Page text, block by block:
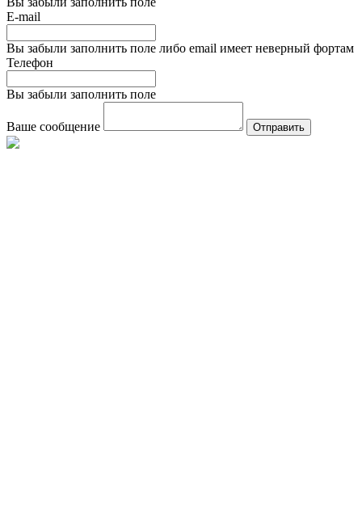
E-mail
Вы забыли заполнить поле либо email имеет неверный фортам
Телефон
Вы забыли заполнить поле
Ваше сообщение Отправить